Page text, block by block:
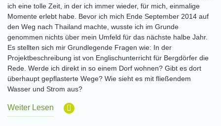
ich eine tolle Zeit, in der ich immer wieder, für mich, einmalige
Momente erlebt habe. Bevor ich mich Ende September 2014 auf
den Weg nach Thailand machte, wusste ich im Grunde
genommen nichts über mein Umfeld für das nächste halbe Jahr.
Es stellten sich mir Grundlegende Fragen wie: In der
Projektbeschreibung ist von Englischunterricht für Bergdörfer die
Rede. Werde ich direkt in so einem Dorf wohnen? Gibt es dort
überhaupt gepflasterte Wege? Wie sieht es mit fließendem
Wasser und Strom aus?
Weiter Lesen